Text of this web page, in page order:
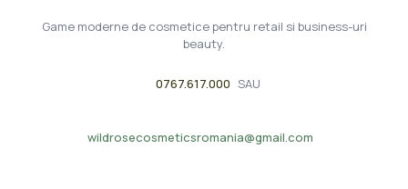
Game moderne de cosmetice pentru retail si business-uri
beauty.
0767.617.000 SAU
wildrosecosmeticsromania@gmail.com